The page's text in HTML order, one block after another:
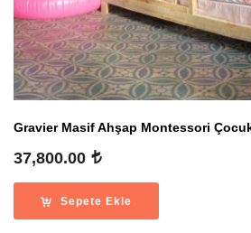
Gravier Masif Ahşap Montessori Çocuk
37,800.00
Sepete Ekle